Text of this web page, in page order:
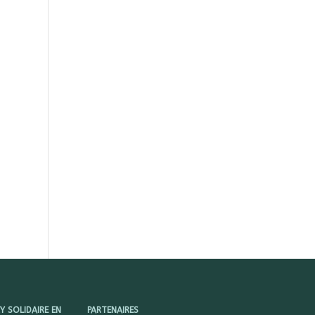
SOLIDAIRE EN
PARTENAIRES